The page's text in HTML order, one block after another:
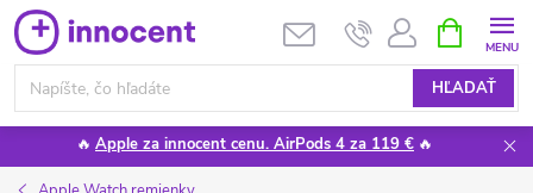
Prejsť
na
obsah
HĽADAŤ
KOŠÍK
🔥 Apple za innocent cenu. AirPods 4 za 119 € 🔥